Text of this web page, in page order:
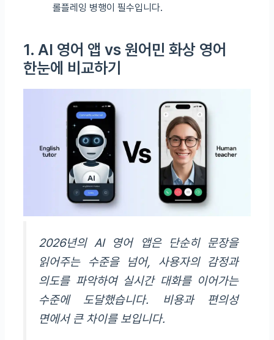
롤플레잉 병행이 필수입니다.
1. AI 영어 앱 vs 원어민 화상 영어
한눈에 비교하기
2026년의 AI 영어 앱은 단순히 문장을
읽어주는 수준을 넘어, 사용자의 감정과
의도를 파악하여 실시간 대화를 이어가는
수준에 도달했습니다. 비용과 편의성
면에서 큰 차이를 보입니다.